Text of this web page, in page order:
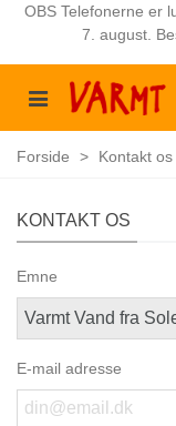
OBS Telefonerne er
7. august.
Forside > Kontakt os
KONTAKT OS
Emne
E-mail adresse